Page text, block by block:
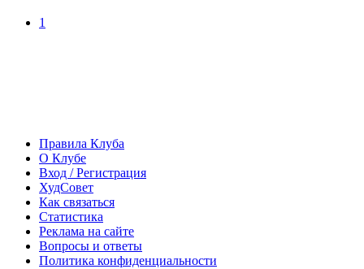
1
Правила Клуба
О Клубе
Вход / Регистрация
ХудСовет
Как связаться
Статистика
Реклама на сайте
Вопросы и ответы
Политика конфиденциальности